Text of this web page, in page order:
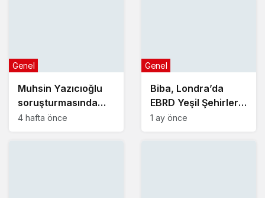
Muhsin Yazıcıoğlu
soruşturmasında
yeni gelişme!
Genel
4 hafta önce
Biba, Londra’da
EBRD Yeşil Şehirler
Belediye Başkanları
Genel
1 ay önce